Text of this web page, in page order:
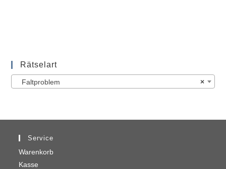
Rätselart
×
Faltproblem
Service
Warenkorb
Kasse